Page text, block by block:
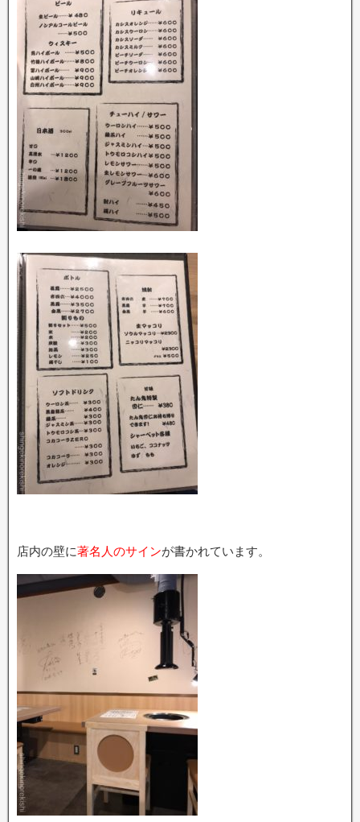
店内の壁に著名人のサインが書かれています。